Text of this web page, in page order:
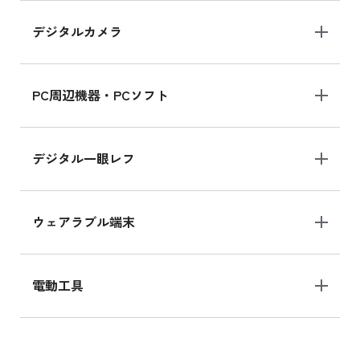
デジタルカメラ
PC周辺機器・PCソフト
デジタル一眼レフ
ウェアラブル端末
電動工具
MK2K3J/Aの新品買取価格はこちら